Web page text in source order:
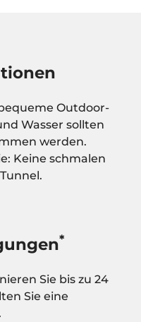
Outdoor-
Wasser sollten
werden.
Keine schmalen
*
Sie bis zu 24
Sie eine